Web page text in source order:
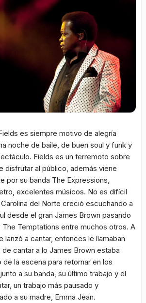
es siempre motivo de alegría
noche de baile, de buen soul y funk y
Fields es un terremoto sobre
disfrutar al público, además viene
por su banda The Expressions,
excelentes músicos. No es difícil
del Norte creció escuchando a
desde el gran James Brown pasando
The Temptations entre muchos otros. A
lanzó a cantar, entonces le llamaban
cantar a lo James Brown estaba
la escena para retornar en los
a su banda, su último trabajo y el
un trabajo más pausado y
a su madre, Emma Jean.